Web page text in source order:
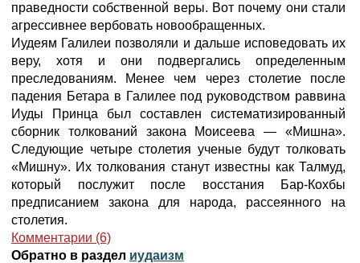
праведности собственной веры. Вот почему они стали
агрессивнее вербовать новообращенных.
Иудеям Галилеи позволяли и дальше исповедовать их
веру, хотя и они подвергались определенным
преследованиям. Менее чем через столетие после
падения Бетара в Галилее под руководством раввина
Иуды Принца был составлен систематизированный
сборник толкований закона Моисеева — «Мишна».
Следующие четыре столетия ученые будут толковать
«Мишну». Их толкования станут известны как Талмуд,
который послужит после восстания Бар-Кохбы
предписанием закона для народа, рассеянного на
столетия.
Комментарии (6)
Обратно в раздел иудаизм